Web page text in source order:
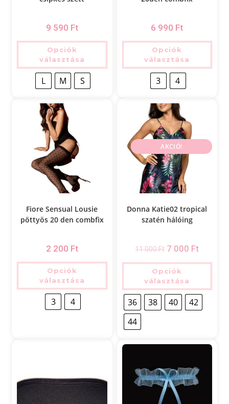
9 590 Ft
Opciók
választása
L M S
6 990 Ft
Opciók
választása
3 4
Fiore Sensual Lousie
pöttyös 20 den combfix
2 200 Ft
Opciók
választása
3 4
AKCIÓ!
Donna Katie02 tropical
szatén hálóing
11 000Ft 7 000 Ft
Opciók
választása
36 38 40
42
44